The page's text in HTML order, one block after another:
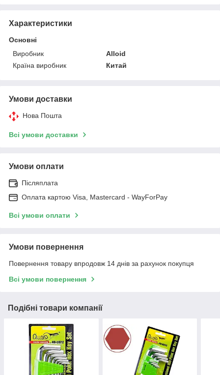
Характеристики
Основні
Виробник
Alloid
Країна виробник
Китай
Умови доставки
Нова Пошта
Всі умови доставки
Умови оплати
Післяплата
Оплата картою Visa, Mastercard - WayForPay
Всі умови оплати
Умови повернення
Повернення товару впродовж 14 днів за рахунок покупця
Всі умови повернення
Подібні товари компанії